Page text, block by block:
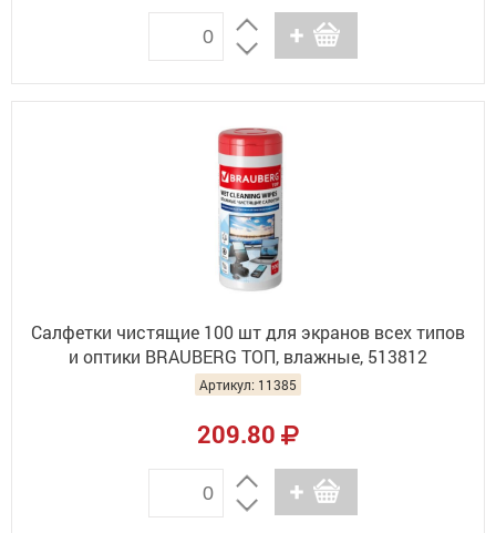
Салфетки чистящие 100 шт для экранов всех типов
и оптики BRAUBERG ТОП, влажные, 513812
Артикул: 11385
209.80